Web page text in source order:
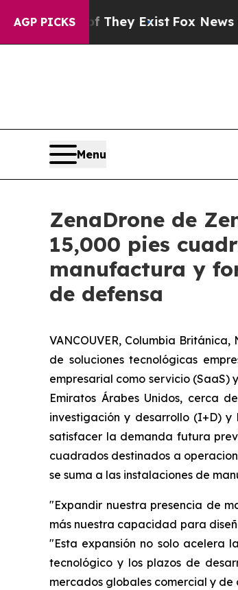
AGP PICKS
They ExistFox News Goes
Menu
ZenaDrone de
15,000 pies
manufactura y
de defensa
VANCOUVER, Columbia Británica,
de soluciones tecnológicas
empresarial como servicio (SaaS)
Emiratos Árabes Unidos, cerca
investigación y desarrollo (I+D)
satisfacer la demanda futura
cuadrados destinados a
se suma a las instalaciones de
"Expandir nuestra presencia de
más nuestra capacidad para
"Esta expansión no solo acelera
tecnológico y los plazos de
mercados globales comercial y de